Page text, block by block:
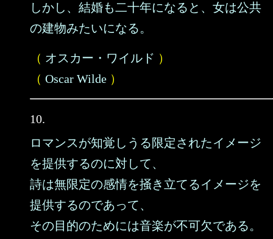
しかし、結婚も二十年になると、女は公共
の建物みたいになる。
（ オスカー・ワイルド ）
（ Oscar Wilde ）
10.
ロマンスが知覚しうる限定されたイメージ
を提供するのに対して、
詩は無限定の感情を掻き立てるイメージを
提供するのであって、
その目的のためには音楽が不可欠である。